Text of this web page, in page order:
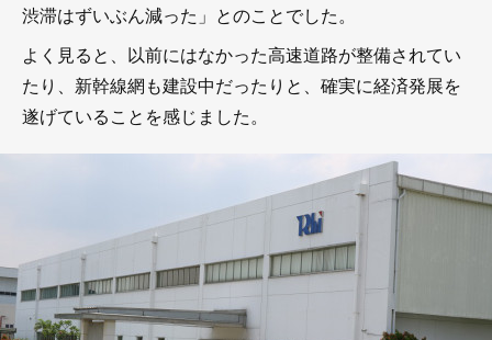
渋滞はずいぶん減った」とのことでした。
よく見ると、以前にはなかった高速道路が整備されてい
たり、新幹線網も建設中だったりと、確実に経済発展を
遂げていることを感じました。